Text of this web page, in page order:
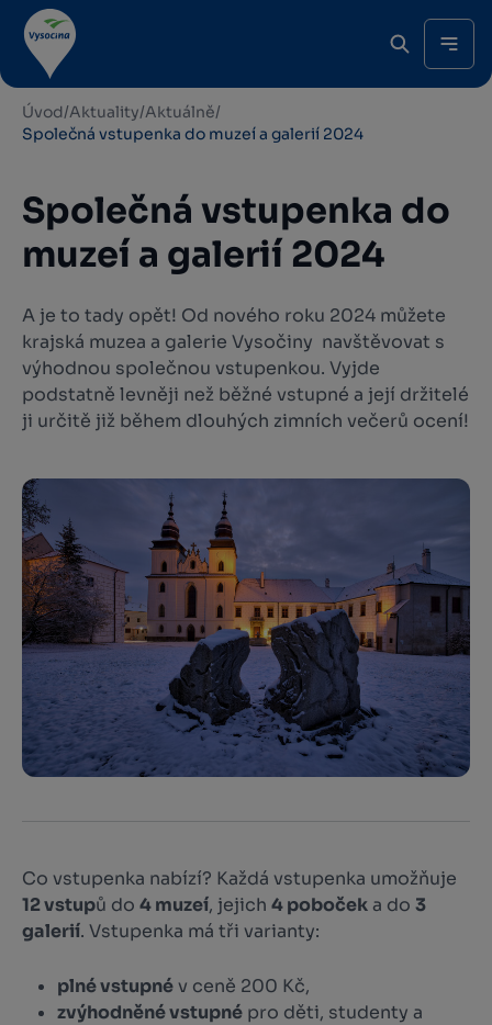
Úvod/Aktuality/Aktuálně/
Společná vstupenka do muzeí a galerií 2024
Společná vstupenka do
muzeí a galerií 2024
A je to tady opět! Od nového roku 2024 můžete
krajská muzea a galerie Vysočiny navštěvovat s
výhodnou společnou vstupenkou. Vyjde
podstatně levněji než běžné vstupné a její držitelé
ji určitě již během dlouhých zimních večerů ocení!
Co vstupenka nabízí? Každá vstupenka umožňuje
12 vstupů do 4 muzeí, jejich 4 poboček a do 3
galerií. Vstupenka má tři varianty:
plné vstupnév ceně 200 Kč,
zvýhodněné vstupné pro děti, studenty a